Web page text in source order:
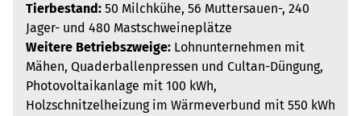
Tierbestand: 50 Milchkühe, 56 Muttersauen-, 240
Jager- und 480 Mastschweineplätze
Weitere Betriebszweige: Lohnunternehmen mit
Mähen, Quaderballenpressen und Cultan-Düngung,
Photovoltaikanlage mit 100 kWh,
Holzschnitzelheizung im Wärmeverbund mit 550 kWh